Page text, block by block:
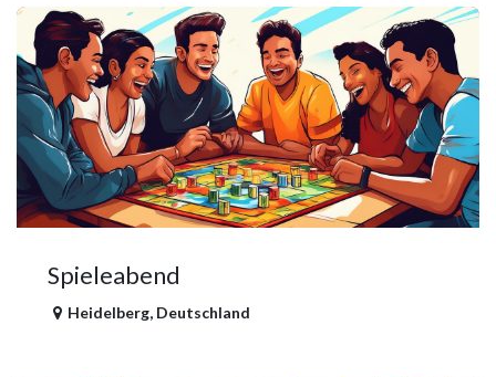
Spieleabend
Heidelberg, Deutschland